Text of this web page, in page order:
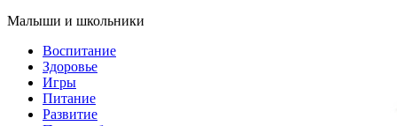
Малыши и школьники
Воспитание
Здоровье
Игры
Питание
Развитие